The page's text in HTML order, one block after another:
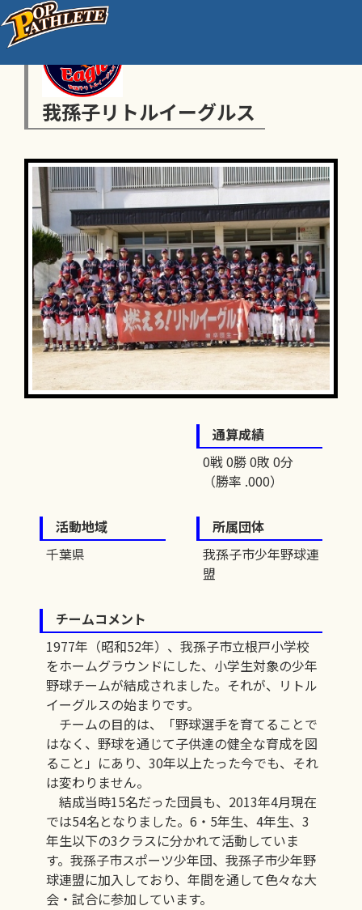
我孫子リトルイーグルス
通算成績
0戦 0勝 0敗 0分
（勝率 .000）
活動地域
千葉県
所属団体
我孫子市少年野球連
盟
チームコメント
1977年（昭和52年）、我孫子市立根戸小学校
をホームグラウンドにした、小学生対象の少年
野球チームが結成されました。それが、リトル
イーグルスの始まりです。
チームの目的は、「野球選手を育てることで
はなく、野球を通じて子供達の健全な育成を図
ること」にあり、30年以上たった今でも、それ
は変わりません。
結成当時15名だった団員も、2013年4月現在
では54名となりました。6・5年生、4年生、3
年生以下の3クラスに分かれて活動していま
す。我孫子市スポーツ少年団、我孫子市少年野
球連盟に加入しており、年間を通して色々な大
会・試合に参加しています。